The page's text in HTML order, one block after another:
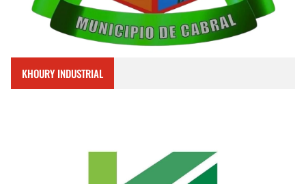
KHOURY INDUSTRIAL